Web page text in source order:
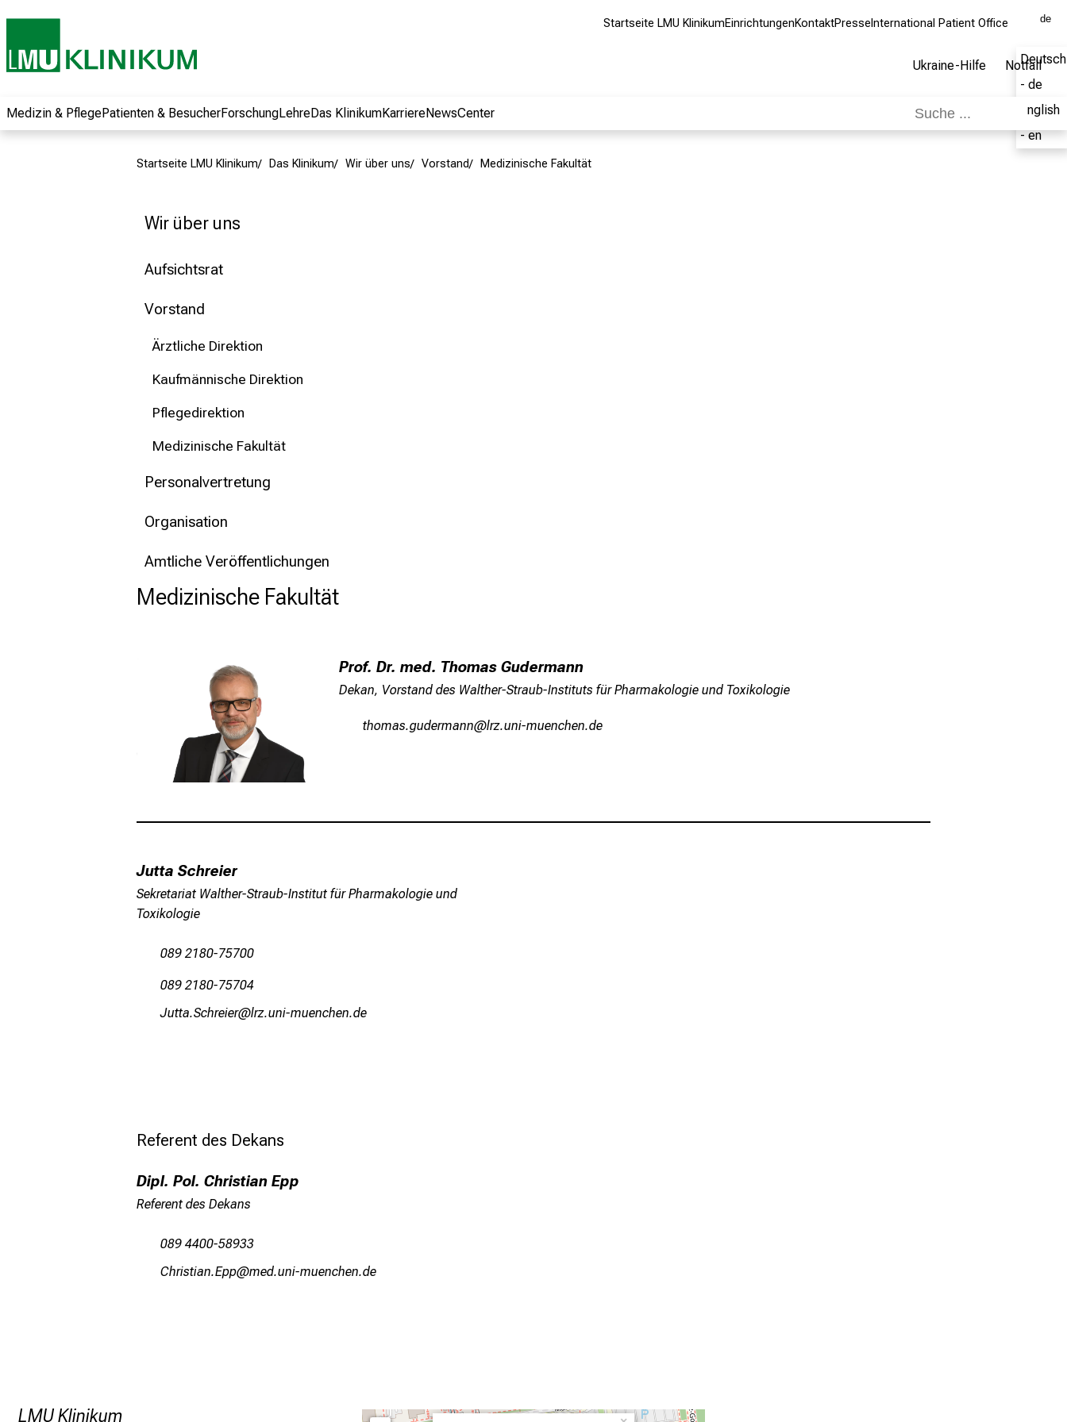
Startseite LMU KlinikumEinrichtungenKontaktPresse International Patient Office de
Deutsch
- de
English
- en
Ukraine-Hilfe Notfall
Medizin & PflegePatienten & BesucherForschungLehreDas KlinikumKarriereNewsCenter
Startseite LMU Klinikum Das Klinikum Wir über uns Vorstand Medizinische Fakultät
Wir über uns
Aufsichtsrat
Vorstand
Ärztliche Direktion
Kaufmännische Direktion
Pflegedirektion
Medizinische Fakultät
Personalvertretung
Organisation
Amtliche Veröffentlichungen
Medizinische Fakultät
Prof. Dr. med. Thomas Gudermann
Dekan, Vorstand des Walther-Straub-Instituts für Pharmakologie und Toxikologie
bzüWvgc xf,mipvguu äpß-ful+vfiuyziu-mi
Jutta Schreier
Sekretariat Walther-Straub-Institut für Pharmakologie und
Toxikologie
089 2180-75700
089 2180-75704
Qfbbg Ryzpilip
äpßsfulhvfiuyziu mi
Referent des Dekans
Dipl. Pol. Christian Epp
Referent des Dekans
089 4400-58933
HzplcblgusNöö
vimsfulhvfiuyzi;uemi
Informationen zu
Jobs, Ausbildungen
Weiterbildungen.
Kommen Sie
begeistern – ganz
ohne Anmeldung.
mehr Informationen
LMU Klinikum